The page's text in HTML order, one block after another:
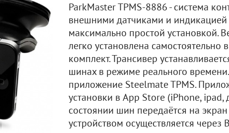
ParkMaster TPMS-8886 - система
внешними датчиками и
максимально простой установкой.
легко установлена
комплект. Трансивер
шинах в режиме реального
приложение Steelmate TPMS.
установки в App Store (iPhone,
состоянии шин передаётся на
устройством осуществляется через